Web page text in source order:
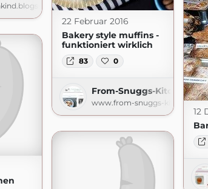
22 Februar 2016
Bakery style muffins -
funktioniert wirklich
83 0
From-Snuggs-Kitchen
www.from-snuggs-
12